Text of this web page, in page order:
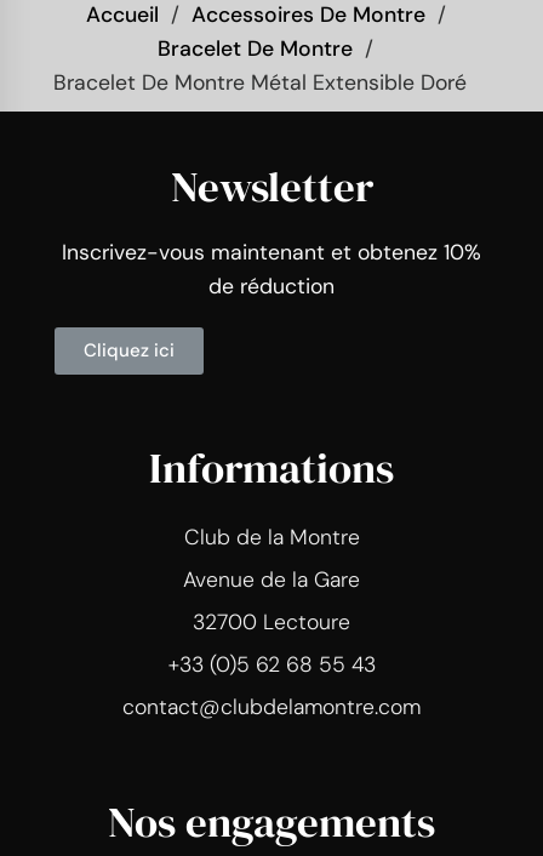
Accueil
Accessoires De Montre
Bracelet De Montre
Bracelet De Montre Métal Extensible Doré
Newsletter
Inscrivez-vous maintenant et obtenez 10%
de réduction
Cliquez ici
Informations
Club de la Montre
Avenue de la Gare
32700 Lectoure
+33 (0)5 62 68 55 43
contact@clubdelamontre.com
Nos engagements